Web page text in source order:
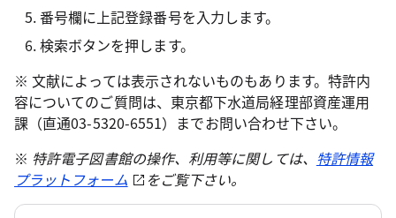
番号欄に上記登録番号を入力します。
検索ボタンを押します。
※ 文献によっては表示されないものもあります。特許内
容についてのご質問は、東京都下水道局経理部資産運用
課（直通03-5320-6551）までお問い合わせ下さい。
※ 特許電子図書館の操作、利用等に関しては、 特許情報
プラットフォーム
をご覧下さい。